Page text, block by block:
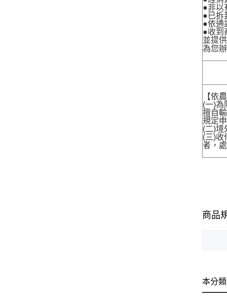
●非以
●已拆
●依通
●收到
並提
為您
【依
(一)為
擅自
規定
(二)境
(三)收
者，
商品
本分